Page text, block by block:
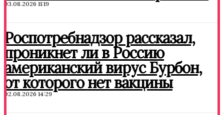
03.08.2026 11:19
Роспотребнадзор рассказал,
проникнет ли в Россию
американский вирус Бурбон,
от которого нет вакцины
02.08.2026 14:29